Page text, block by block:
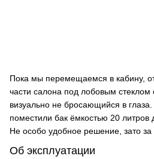
Пока мы перемещаемся в кабину,
части салона под лобовым стеклом
визуально не бросающийся в
поместили бак ёмкостью 20
Не особо удобное решение, зато за
Об эксплуатации